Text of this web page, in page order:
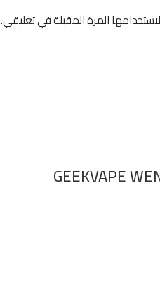
المرة المقبلة في تعليقي.